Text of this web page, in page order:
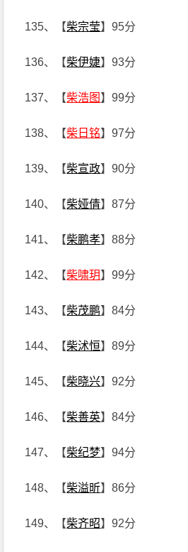
135、【柴宗莹】95分
136、【柴伊婕】93分
137、【柴浩图 】99分
138、【柴日铭】97分
139、【柴宣政】90分
140、【柴娅倩】87分
141、【柴鹏孝】88分
142、【柴啸玥】99分
143、【柴茂鹏】84分
144、【柴沭恒】89分
145、【柴晓兴】92分
146、【柴善英】84分
147、【柴纪梦】94分
148、【柴溢昕】86分
149、【柴齐昭】92分